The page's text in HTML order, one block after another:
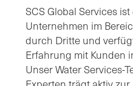
SCS Global Services
Unternehmen im
durch Dritte und
Erfahrung mit Kunden
Unser Water Services-